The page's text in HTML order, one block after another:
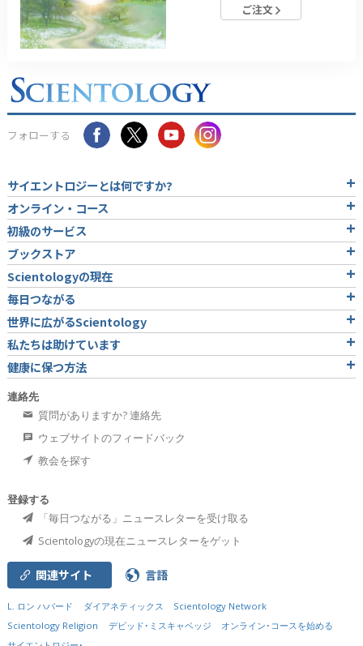
ご注文
フォローする
サイエントロジーとは何ですか?
オンライン・コース
初級のサービス
ブックストア
Scientologyの現在
毎日つながる
世界に広がるScientology
私たちは助けています
健康に保つ方法
連絡先
質問がありますか? 連絡先
ウェブサイトのフィードバック
教会を探す
登録する
「毎日つながる」ニュースレターを受け取る
Scientologyの現在ニュースレターをゲット
関連サイト 言語
L. ロン ハバード ダイアネティックス
Scientology Network
Scientology Religion
デビッド･ミスキャベッジ
オンライン･コースを始める